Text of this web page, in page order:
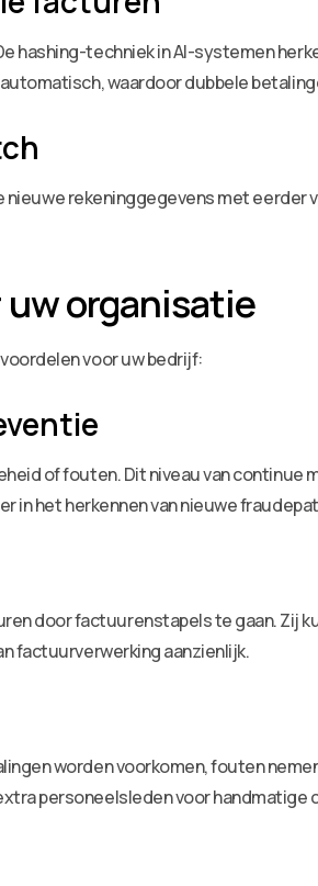
hashing-techniek in AI-systemen
waardoor dubbele
rekeninggegevens met
organisatie
voor uw bedrijf:
of fouten. Dit niveau van continue
in het herkennen van nieuwe
door factuurenstapels te gaan. Zij
factuurverwerking aanzienlijk.
worden voorkomen, fouten
personeelsleden voor handmatige